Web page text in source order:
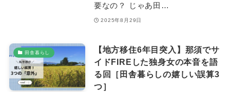
要なの？ じゃあ田…
2025年8月29日
田舎暮らし
【地方移住6年目突入】那須でサ
イドFIREした独身女の本音を語
る回［田舎暮らしの嬉しい誤算3
つ］